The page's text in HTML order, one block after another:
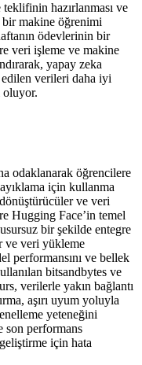
hazırlanması ve
bir makine öğrenimi
ödevlerinin bir
veri işleme ve makine
yapay zeka
edilen verileri daha iyi
oluyor.
odaklanarak öğrencilere
için kullanma
ve veri
Hugging Face’in temel
bir şekilde entegre
ve veri yükleme
performansını ve bellek
bitsandbytes ve
verilerle yakın bağlantı
aşırı uyum yoluyla
yeteneğini
son performans
için hata